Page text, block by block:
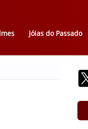
Jóias do Passado